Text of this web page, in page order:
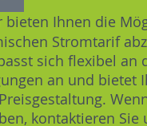
bieten Ihnen die
Stromtarif
sich flexibel an
an und bietet
kontaktieren Sie